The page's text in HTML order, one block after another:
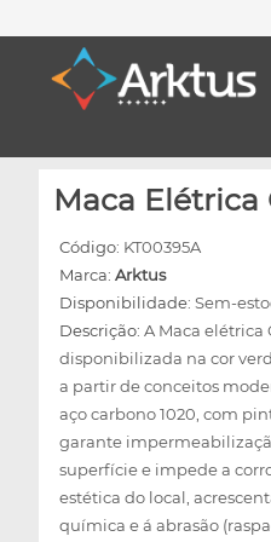
Maca
Código: KT00395A
Marca: Arktus
Disponibilidade: Sem-
Descrição: A Maca elétrica
disponibilizada na cor
a partir de conceitos
aço carbono 1020, com
garante
superfície e impede a
estética do local,
química e á abrasão